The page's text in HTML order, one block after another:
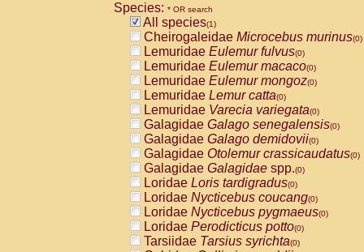
Species: * OR search
All species(1)
Cheirogaleidae Microcebus murinus(0)
Lemuridae Eulemur fulvus(0)
Lemuridae Eulemur macaco(0)
Lemuridae Eulemur mongoz(0)
Lemuridae Lemur catta(0)
Lemuridae Varecia variegata(0)
Galagidae Galago senegalensis(0)
Galagidae Galago demidovii(0)
Galagidae Otolemur crassicaudatus(0)
Galagidae Galagidae spp.(0)
Loridae Loris tardigradus(0)
Loridae Nycticebus coucang(0)
Loridae Nycticebus pygmaeus(0)
Loridae Perodicticus potto(0)
Tarsiidae Tarsius syrichta(0)